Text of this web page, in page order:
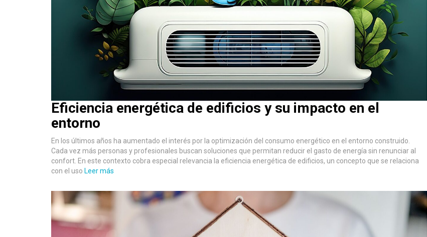
Eficiencia energética de edificios y su impacto en el
entorno
En los últimos años ha aumentado el interés por la optimización del consumo energético en el entorno construido.
Cada vez más personas y profesionales buscan soluciones que permitan reducir el gasto de energía sin renunciar al
confort. En este contexto cobra especial relevancia la eficiencia energética de edificios, un concepto que se relaciona
con el uso Leer más